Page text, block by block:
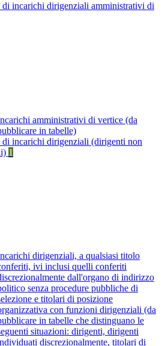
incarichi dirigenziali amministrativi di
amministrativi di vertice (da
in tabelle)
incarichi dirigenziali (dirigenti non
1
dirigenziali, a qualsiasi titolo
ivi inclusi quelli conferiti
dall'organo di indirizzo
senza procedure pubbliche di
e titolari di posizione
con funzioni dirigenziali (da
in tabelle che distinguano le
situazioni: dirigenti, dirigenti
discrezionalmente, titolari di